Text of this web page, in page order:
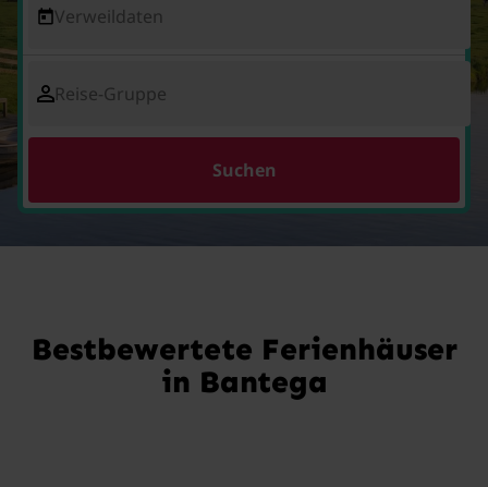
Verweildaten
Reise-Gruppe
Suchen
Bestbewertete Ferienhäuser
in Bantega